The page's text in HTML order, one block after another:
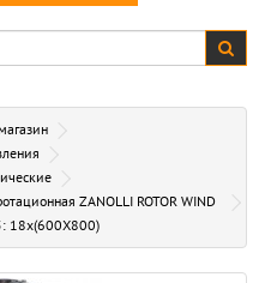
ZANOLLI ROTOR WIND
5: 18х(600X800)